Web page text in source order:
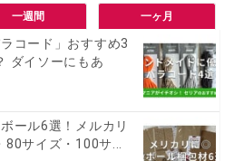
一週間 一ヶ月
コード」おすすめ3
ダイソーにもあ
ール6選！メルカリ
80サイズ・100サ...